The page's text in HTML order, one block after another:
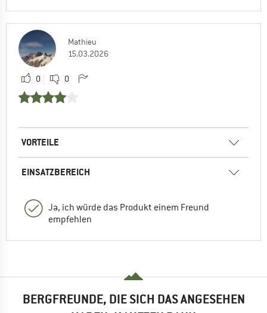
Mathieu
15.03.2026
0 0
VORTEILE
EINSATZBEREICH
Ja, ich würde das Produkt einem Freund
empfehlen
BERGFREUNDE, DIE SICH DAS ANGESEHEN